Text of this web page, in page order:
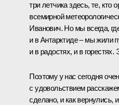
три летчика здесь, те, кто
всемирной
Иванович. Но мы всегда,
и в Антарктиде – мы жили
и в радостях, и в
Поэтому у нас сегодня
с удовольствием
сделано, и как вернулись,